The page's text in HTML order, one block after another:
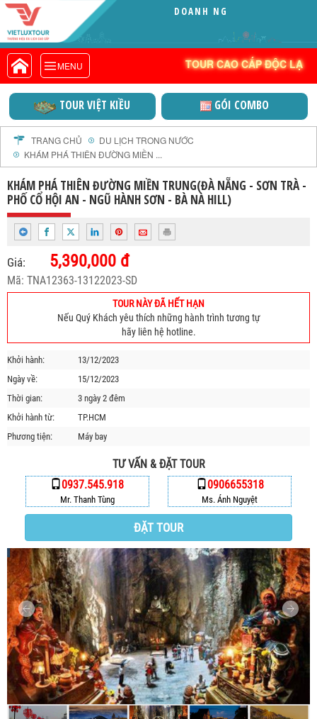
DOANH NGHIỆP ĐẠT CHỨNG
MENU TOUR CAO CẤP ĐỘC LẠ
VIETLUXTOUR.COM
TOUR CAO CẤP ĐỘC LẠ
TOUR TRONG NƯỚC
TOUR NƯỚC NGOÀI
TOUR KHỞI HÀNH TỪ HÀ NỘI
TOUR KHỞI HÀNH TỪ ĐÀ NẴNG
TOUR KHỞI HÀNH TỪ CẦN THƠ
TOUR ĐOÀN - M.I.C.E
TOUR COMBO
DỊCH VỤ
GIỚI THIỆU
HỒ SƠ NĂNG LỰC
PROFILE EN
THƯ KHEN VIETLUXTOUR
PROFILE HƯỚNG DẪN VIÊN
TUYỂN DỤNG
LIÊN HỆ
TOUR VIỆT KIỀU GÓI COMBO
TRANG CHỦ
DU LỊCH TRONG NƯỚC
KHÁM PHÁ THIÊN ĐƯỜNG MIỀN ...
KHÁM PHÁ THIÊN ĐƯỜNG MIỀN TRUNG(ĐÀ NẴNG - SƠN TRÀ -
PHỐ CỔ HỘI AN - NGŨ HÀNH SƠN - BÀ NÀ HILL)
Giá: 5,390,000 đ
Mã: TNA12363-13122023-SD
TOUR NÀY ĐÃ HẾT HẠN
Nếu Quý Khách yêu thích những hành trình tương tự
hãy liên hệ hotline.
Khởi hành:
13/12/2023
Ngày về:
15/12/2023
Thời gian:
3 ngày 2 đêm
Khởi hành từ:
TP.HCM
Phương tiện:
Máy bay
TƯ VẤN & ĐẶT TOUR
0937.545.918
Mr. Thanh Tùng
0906655318
Ms. Ánh Nguyệt
ĐẶT TOUR